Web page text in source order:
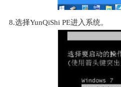
8.选择YunQiShi PE进入系统。